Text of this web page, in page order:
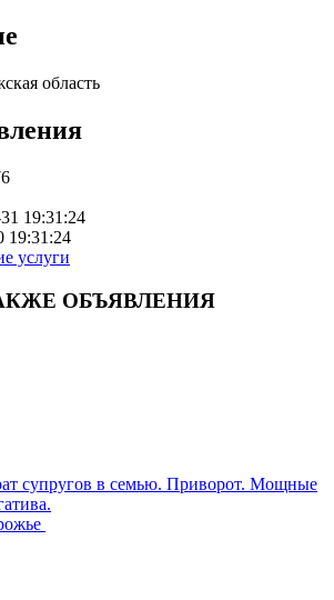
область
19:31:24
19:31:24
услуги
ОБЪЯВЛЕНИЯ
супругов в семью. Приворот. Мощные